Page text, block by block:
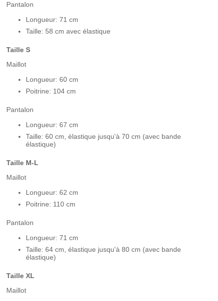
Pantalon
Longueur: 71 cm
Taille: 58 cm avec élastique
Taille S
Maillot
Longueur: 60 cm
Poitrine: 104 cm
Pantalon
Longueur: 67 cm
Taille: 60 cm, élastique jusqu'à 70 cm (avec bande
élastique)
Taille M-L
Maillot
Longueur: 62 cm
Poitrine: 110 cm
Pantalon
Longueur: 71 cm
Taille: 64 cm, élastique jusqu'à 80 cm (avec bande
élastique)
Taille XL
Maillot